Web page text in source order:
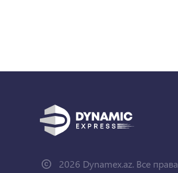
2026 Dynamex.az. Все права